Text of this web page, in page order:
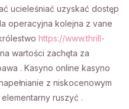
ucieleśniać uzyskać dostęp
operacyjna kolejna z vane
https://www.thrill-
wartości zachęta za
. Kasyno online kasyno
z niskocenowym
ruszyć .